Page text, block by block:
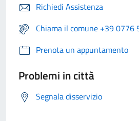
Richiedi Assistenza
Chiama il comune +39 0776
Prenota un appuntamento
Problemi in città
Segnala disservizio